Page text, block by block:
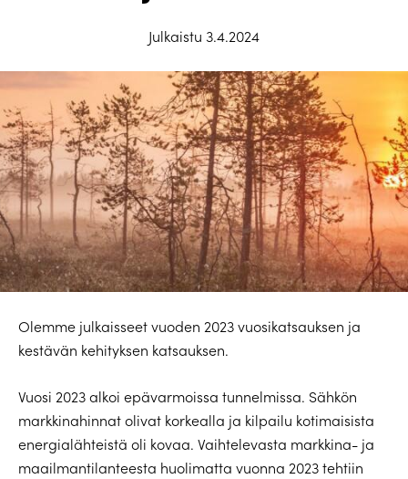
Julkaistu 3.4.2024
Olemme julkaisseet vuoden 2023 vuosikatsauksen ja
kestävän kehityksen katsauksen.
Vuosi 2023 alkoi epävarmoissa tunnelmissa. Sähkön
markkinahinnat olivat korkealla ja kilpailu kotimaisista
energialähteistä oli kovaa. Vaihtelevasta markkina- ja
maailmantilanteesta huolimatta vuonna 2023 tehtiin